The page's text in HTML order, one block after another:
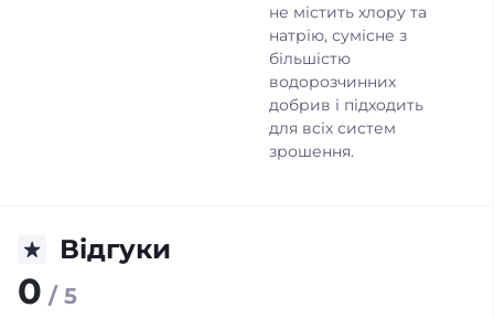
не містить хлору та
натрію, сумісне з
більшістю
водорозчинних
добрив і підходить
для всіх систем
зрошення.
Відгуки
0 / 5